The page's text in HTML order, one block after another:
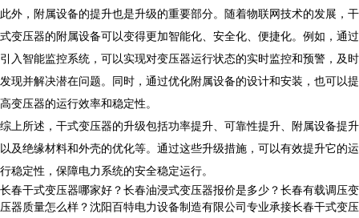
此外，附属设备的提升也是升级的重要部分。随着物联网技术的发展，干
式变压器的附属设备可以变得更加智能化、安全化、便捷化。例如，通过
引入智能监控系统，可以实现对变压器运行状态的实时监控和预警，及时
发现并解决潜在问题。同时，通过优化附属设备的设计和安装，也可以提
高变压器的运行效率和稳定性。
综上所述，干式变压器的升级包括功率提升、可靠性提升、附属设备提升
以及绝缘材料和外壳的优化等。通过这些升级措施，可以有效提升它的运
行稳定性，保障电力系统的安全稳定运行。
长春干式变压器哪家好？长春油浸式变压器报价是多少？长春有载调压变
压器质量怎么样？沈阳百特电力设备制造有限公司专业承接长春干式变压